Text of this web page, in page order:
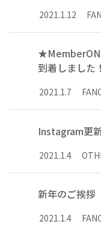
2021.1.12
到着しました
2021.1.7
Instagram更
2021 .1 .4
新年のご挨拶
2021.1.4